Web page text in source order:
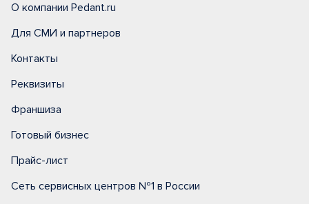
О компании Pedant.ru
Для СМИ и партнеров
Контакты
Реквизиты
Франшиза
Готовый бизнес
Прайс-лист
Сеть сервисных центров №1 в России